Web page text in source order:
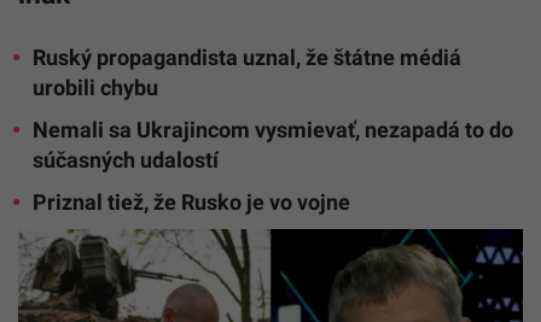
Ruský propagandista uznal, že štátne médiá
urobili chybu
Nemali sa Ukrajincom vysmievať, nezapadá to do
súčasných udalostí
Priznal tiež, že Rusko je vo vojne